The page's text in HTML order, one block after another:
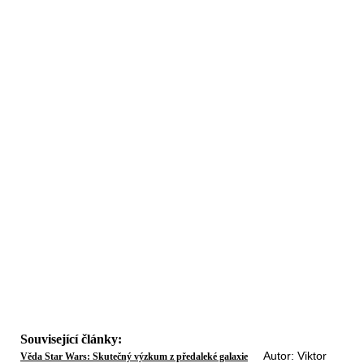
Související články:
Věda Star Wars: Skutečný výzkum z předaleké galaxie Autor: Viktor